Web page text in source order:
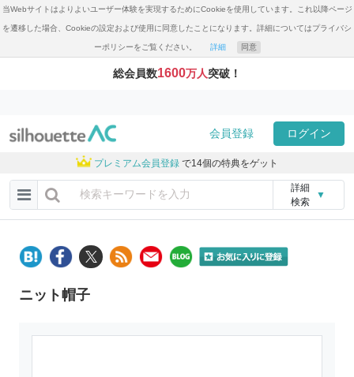
当Webサイトはよりよいユーザー体験を実現するためにCookieを使用しています。これ以降ページ
を遷移した場合、Cookieの設定および使用に同意したことになります。詳細についてはプライバシ
ーポリシーをご覧ください。 詳細 同意
総会員数1600万人突破！
会員登録 ログイン
プレミアム会員登録 で14個の特典をゲット
詳細
検索
▼
ニット帽子